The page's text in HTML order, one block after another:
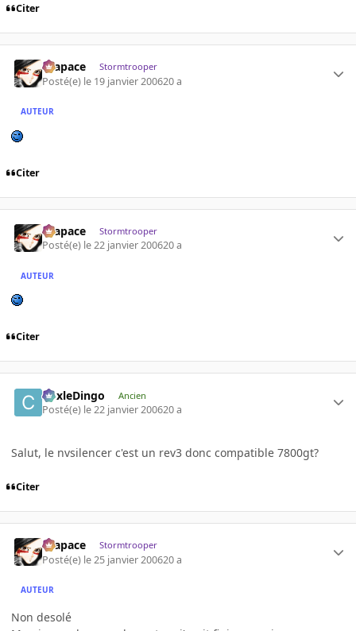
Citer
Krapace Stormtrooper
Posté(e) le 19 janvier 200620 a
AUTEUR
Citer
Krapace Stormtrooper
Posté(e) le 22 janvier 200620 a
AUTEUR
Citer
CoxleDingo Ancien
Posté(e) le 22 janvier 200620 a
Salut, le nvsilencer c'est un rev3 donc compatible 7800gt?
Citer
Krapace Stormtrooper
Posté(e) le 25 janvier 200620 a
AUTEUR
Non desolé